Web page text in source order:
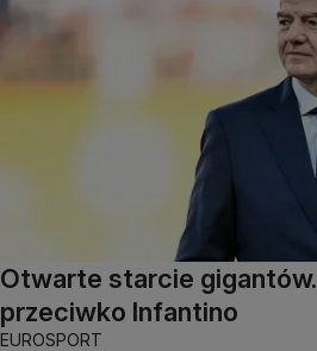
Otwarte starcie gigantów.
przeciwko Infantino
EUROSPORT